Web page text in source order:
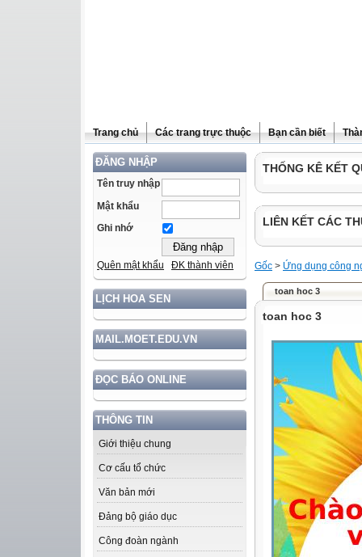
Trang chủ Các trang trực thuộc Bạn cần biết
ĐĂNG NHẬP
Tên truy nhập
Mật khẩu
Ghi nhớ
Quên mật khẩu ĐK thành viên
LỊCH HOA SEN
MAIL.MOET.EDU.VN
ĐỌC BÁO ONLINE
THÔNG TIN
Giới thiệu chung
Cơ cấu tổ chức
Văn bản mới
Đảng bộ giáo dục
Công đoàn ngành
THỐNG KÊ KẾT
LIÊN KẾT CÁC
Gốc > Ứng dụng công
toan hoc 3
toan hoc 3